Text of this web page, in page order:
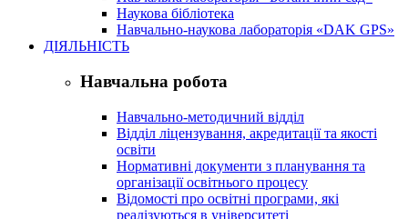
Наукова бібліотека
Навчально-наукова лабораторія «DAK GPS»
ДІЯЛЬНІСТЬ
Навчальна робота
Навчально-методичний відділ
Відділ ліцензування, акредитації та якості
освіти
Нормативні документи з планування та
організації освітнього процесу
Відомості про освітні програми, які
реалізуються в університеті